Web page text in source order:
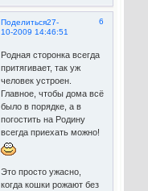
Поделиться 6
27-
10-2009 14:46:51
Родная сторонка всегда
притягивает, так уж
человек устроен.
Главное, чтобы дома всё
было в порядке, а в
погостить на Родину
всегда приехать можно!
Это просто ужасно,
когда кошки рожают без